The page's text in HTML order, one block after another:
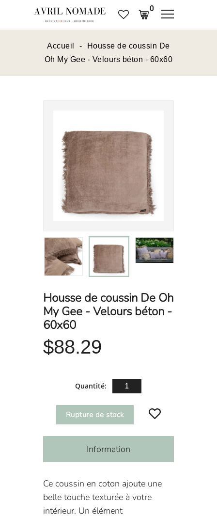
0
Accueil
Housse de coussin De
Oh My Gee - Velours béton - 60x60
Housse de coussin De Oh
My Gee - Velours béton -
60x60
$88.29
Quantité:
Rupture de stock
Information
Ce coussin en coton ajoute une
belle touche texturée à votre
intérieur. Un élément